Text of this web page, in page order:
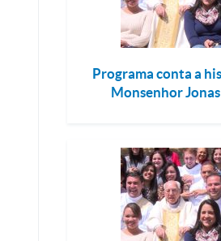
Programa conta a
Monsenhor